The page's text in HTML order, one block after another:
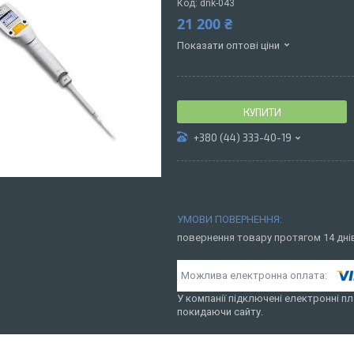
Код: dnk-043
21 200 ₴
Показати оптові ціни
КУПИТИ
+380 (44) 333-40-19
повернення товару протягом 14
У компанії підключені електронні
покидаючи сайту.